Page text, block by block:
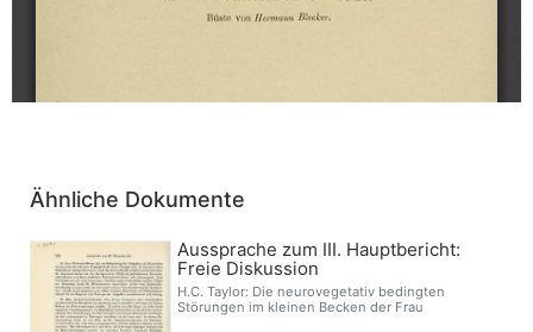
Ähnliche Dokumente
Aussprache zum III. Hauptbericht:
Freie Diskussion
H.C. Taylor: Die neurovegetativ bedingten
Störungen im kleinen Becken der Frau